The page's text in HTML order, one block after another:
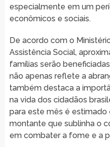
especialmente em um
econômicos e sociais.
De acordo com o
Assistência Social,
famílias serão
não apenas reflete a
também destaca a
na vida dos cidadãos
para este mês é estimado
montante que sublinha o
em combater a fome e a